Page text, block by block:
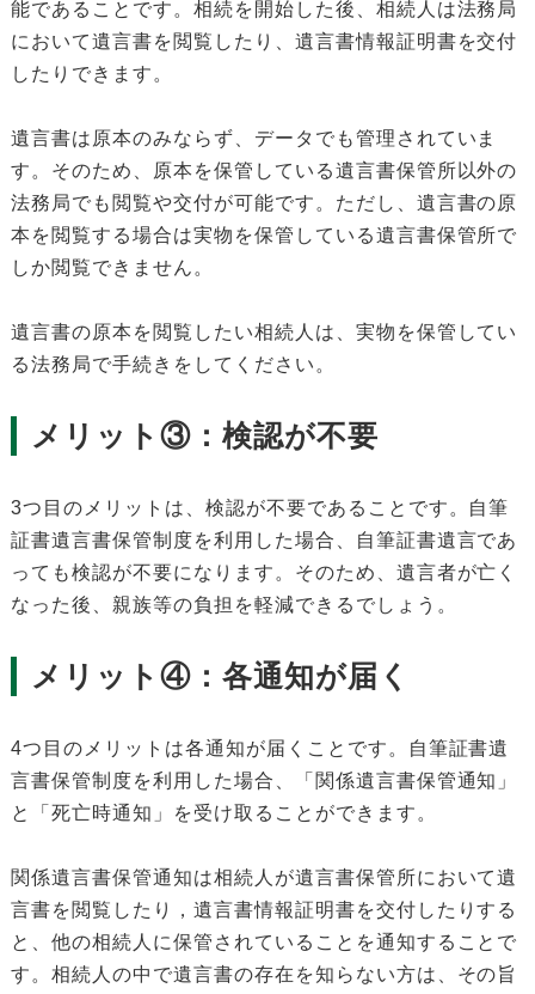
能であることです。相続を開始した後、相続人は法務局
において遺言書を閲覧したり、遺言書情報証明書を交付
したりできます。
遺言書は原本のみならず、データでも管理されていま
す。そのため、原本を保管している遺言書保管所以外の
法務局でも閲覧や交付が可能です。ただし、遺言書の原
本を閲覧する場合は実物を保管している遺言書保管所で
しか閲覧できません。
遺言書の原本を閲覧したい相続人は、実物を保管してい
る法務局で手続きをしてください。
メリット③：検認が不要
3つ目のメリットは、検認が不要であることです。自筆
証書遺言書保管制度を利用した場合、自筆証書遺言であ
っても検認が不要になります。そのため、遺言者が亡く
なった後、親族等の負担を軽減できるでしょう。
メリット④：各通知が届く
4つ目のメリットは各通知が届くことです。自筆証書遺
言書保管制度を利用した場合、「関係遺言書保管通知」
と「死亡時通知」を受け取ることができます。
関係遺言書保管通知は相続人が遺言書保管所において遺
言書を閲覧したり，遺言書情報証明書を交付したりする
と、他の相続人に保管されていることを通知することで
す。相続人の中で遺言書の存在を知らない方は、その旨